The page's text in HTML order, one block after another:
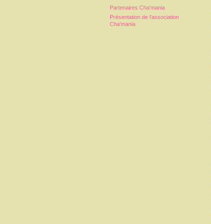
Partenaires Cha'mania
Présentation de l'association
Cha'mania